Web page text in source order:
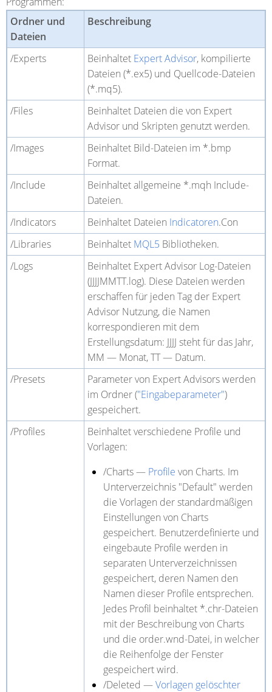
Ordner und
Dateien
Beschreibung
/Experts Beinhaltet Expert Advisor, kompilierte
Dateien (*.ex5) und Quellcode-Dateien
(*.mq5).
/Files
Beinhaltet Dateien die von Expert
Advisor und Skripten genutzt werden.
/Images
Beinhaltet Bild-Dateien im *.bmp
Format.
/Include
Beinhaltet allgemeine *.mqh Include-
Dateien.
/Indicators
Beinhaltet Dateien Indicatoren.Con
/Libraries
Beinhaltet MQL5 Bibliotheken.
/Logs
Beinhaltet Expert Advisor Log-Dateien
(JJJJMMTT.log). Diese Dateien werden
erschaffen für jeden Tag der Expert
Advisor Nutzung, die Namen
korrespondieren mit dem
Erstellungsdatum: JJJJ steht für das Jahr,
MM — Monat, TT— Datum.
/Presets
Parameter von Expert Advisors werden
im Ordner ("Eingabeparameter")
gespeichert.
/Profiles
Beinhaltet verschiedene Profile und
Vorlagen:
/Charts — Profile von Charts. Im
Unterverzeichnis "Default" werden
die Vorlagen der standardmäßigen
Einstellungen von Charts
gespeichert. Benutzerdefinierte und
eingebaute Profile werden in
separaten Unterverzeichnissen
gespeichert, deren Namen den
Namen dieser Profile entsprechen.
Jedes Profil beinhaltet *.chr-Dateien
mit der Beschreibung von Charts
und die order.wnd-Datei, in welcher
die Reihenfolge der Fenster
gespeichert wird.
/Deleted —Vorlagen gelöschter